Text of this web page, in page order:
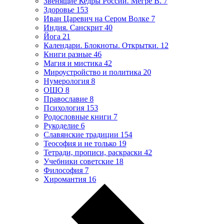
Здоровье 153
Иван Царевич на Сером Волке 7
Индия. Санскрит 40
Йога 21
Календари. Блокноты. Открытки. 12
Книги разные 46
Магия и мистика 42
Мироустройство и политика 20
Нумерология 8
ОШО 8
Православие 8
Психология 153
Родословные книги 7
Рукоделие 6
Славянские традиции 154
Теософия и не только 19
Тетради, прописи, раскраски 42
Учебники советские 18
Философия 7
Хиромантия 16